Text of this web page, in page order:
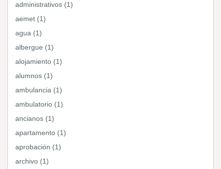
administrativos (1)
aemet (1)
agua (1)
albergue (1)
alojamiento (1)
alumnos (1)
ambulancia (1)
ambulatorio (1)
ancianos (1)
apartamento (1)
aprobación (1)
archivo (1)